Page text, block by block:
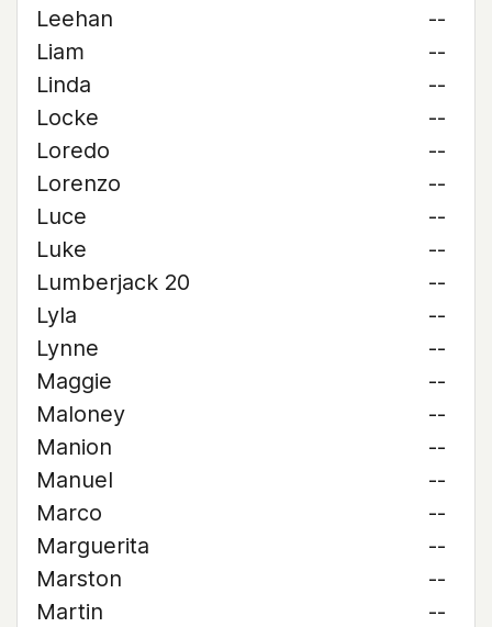
Leehan
--
Liam
--
Linda
--
Locke
--
Loredo
--
Lorenzo
--
Luce
--
Luke
--
Lumberjack 20
--
Lyla
--
Lynne
--
Maggie
--
Maloney
--
Manion
--
Manuel
--
Marco
--
Marguerita
--
Marston
--
Martin
--